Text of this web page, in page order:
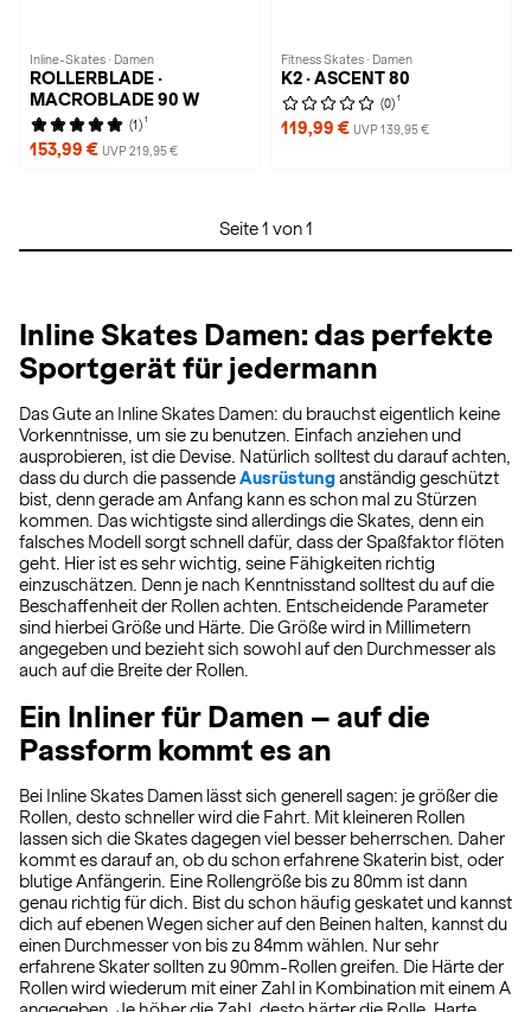
Inline-Skates · Damen
ROLLERBLADE ·
MACROBLADE 90 W
(1) 1
153,99 € UVP 219,95 €
Fitness Skates · Damen
K2 · ASCENT 80
(0) 1
119,99 € UVP 139,95 €
Seite 1 von 1
Inline Skates Damen: das perfekte
Sportgerät für jedermann
Das Gute an Inline Skates Damen: du brauchst eigentlich keine
Vorkenntnisse, um sie zu benutzen. Einfach anziehen und
ausprobieren, ist die Devise. Natürlich solltest du darauf achten,
dass du durch die passendeAusrüstunganständig geschützt
bist, denn gerade am Anfang kann es schon mal zu Stürzen
kommen. Das wichtigste sind allerdings die Skates, denn ein
falsches Modell sorgt schnell dafür, dass der Spaßfaktor flöten
geht. Hier ist es sehr wichtig, seine Fähigkeiten richtig
einzuschätzen. Denn je nach Kenntnisstand solltest du auf die
Beschaffenheit der Rollen achten. Entscheidende Parameter
sind hierbei Größe und Härte. Die Größe wird in Millimetern
angegeben und bezieht sich sowohl auf den Durchmesser als
auch auf die Breite der Rollen.
Ein Inliner für Damen – auf die
Passform kommt es an
Bei Inline Skates Damen lässt sich generell sagen: je größer die
Rollen, desto schneller wird die Fahrt. Mit kleineren Rollen
lassen sich die Skates dagegen viel besser beherrschen. Daher
kommt es darauf an, ob du schon erfahrene Skaterin bist, oder
blutige Anfängerin. Eine Rollengröße bis zu 80mm ist dann
genau richtig für dich. Bist du schon häufig geskatet und kannst
dich auf ebenen Wegen sicher auf den Beinen halten, kannst du
einen Durchmesser von bis zu 84mm wählen. Nur sehr
erfahrene Skater sollten zu 90mm-Rollen greifen. Die Härte der
Rollen wird wiederum mit einer Zahl in Kombination mit einem A